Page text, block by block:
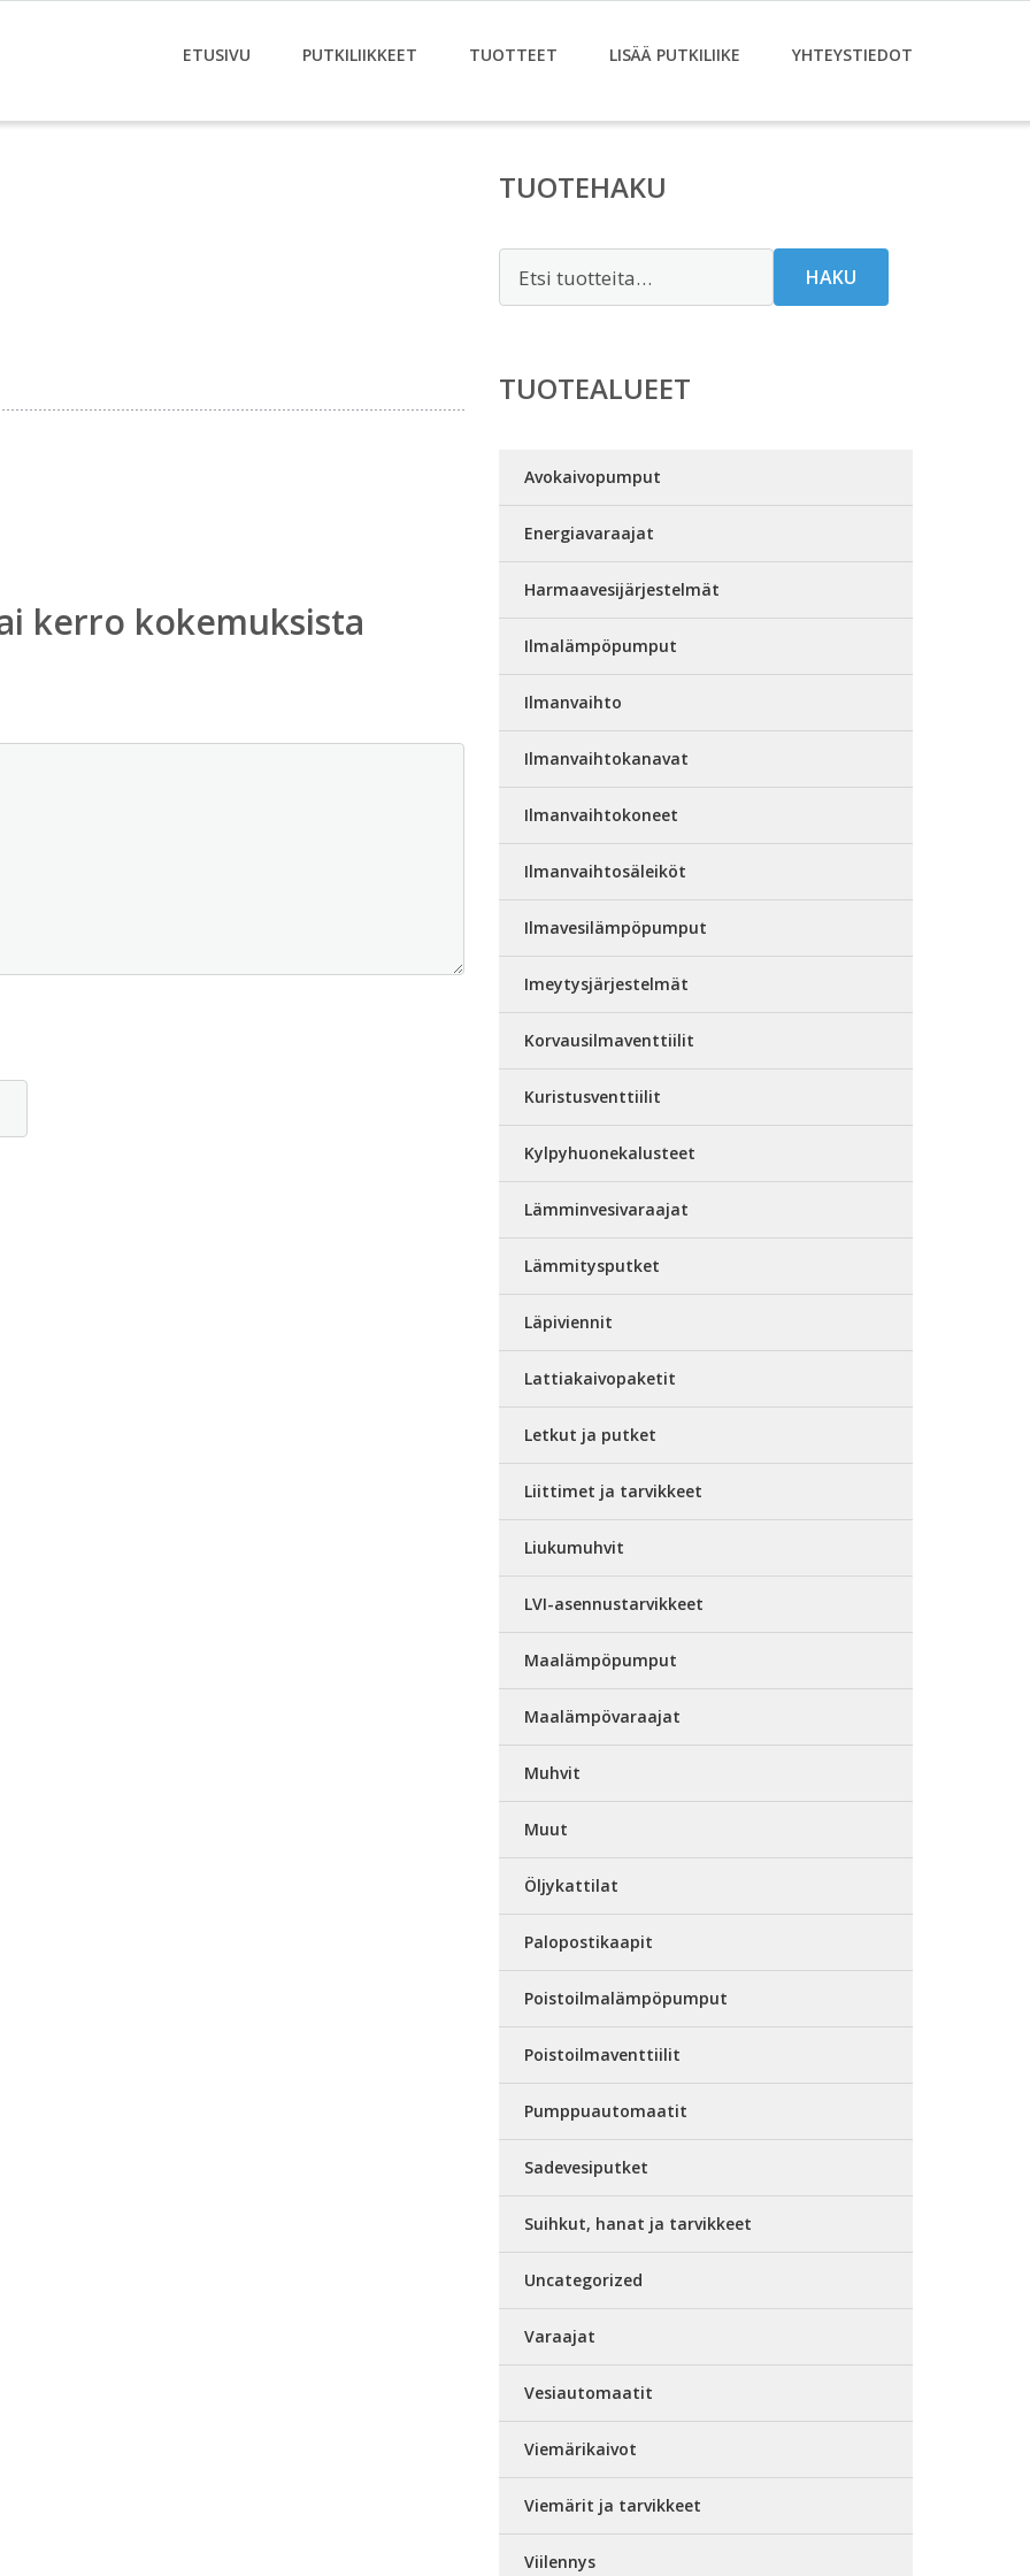
ETUSIVU PUTKILIIKKEET TUOTTEET LISÄÄ PUTKILIIKE YHTEYSTIEDOT
kerro kokemuksista
TUOTEHAKU
HAKU
TUOTEALUEET
Avokaivopumput
Energiavaraajat
Harmaavesijärjestelmät
Ilmalämpöpumput
Ilmanvaihto
Ilmanvaihtokanavat
Ilmanvaihtokoneet
Ilmanvaihtosäleiköt
Ilmavesilämpöpumput
Imeytysjärjestelmät
Korvausilmaventtiilit
Kuristusventtiilit
Kylpyhuonekalusteet
Lämminvesivaraajat
Lämmitysputket
Läpiviennit
Lattiakaivopaketit
Letkut ja putket
Liittimet ja tarvikkeet
Liukumuhvit
LVI-asennustarvikkeet
Maalämpöpumput
Maalämpövaraajat
Muhvit
Muut
Öljykattilat
Palopostikaapit
Poistoilmalämpöpumput
Poistoilmaventtiilit
Pumppuautomaatit
Sadevesiputket
Suihkut, hanat ja tarvikkeet
Uncategorized
Varaajat
Vesiautomaatit
Viemärikaivot
Viemärit ja tarvikkeet
Viilennys